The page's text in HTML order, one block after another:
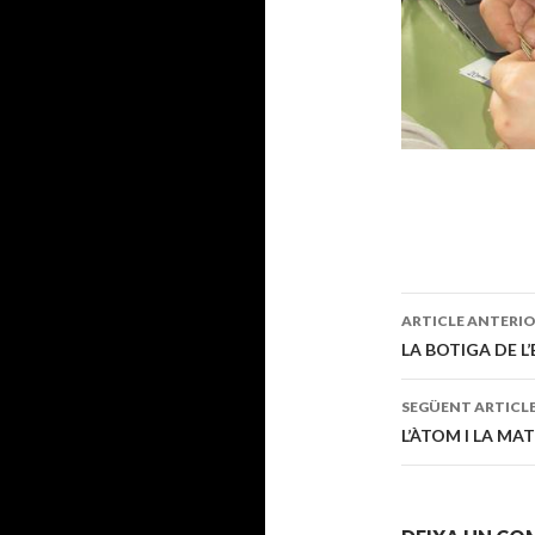
pels
articles
ARTICLE
LA BOTIGA DE
SEGÜENT
L’ÀTOM I LA